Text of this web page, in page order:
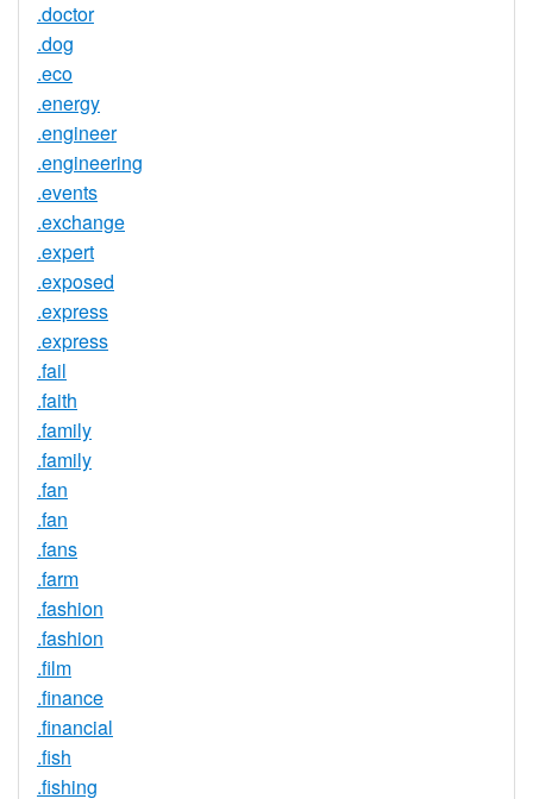
.doctor
.dog
.eco
.energy
.engineer
.engineering
.events
.exchange
.expert
.exposed
.express
.express
.fail
.faith
.family
.family
.fan
.fan
.fans
.farm
.fashion
.fashion
.film
.finance
.financial
.fish
.fishing